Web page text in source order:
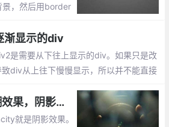
景，然后用border
css做斜边的效
渐显示的div
是需要从下往上显示的div。如果只是改
div从上往下慢慢显示，所以并不能直接
CSS遮罩效果(模糊效果，阴影效果，毛玻璃效果)
就是阴影效果。